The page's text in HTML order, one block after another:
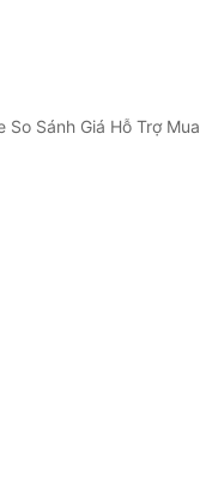
So Sánh Giá Hỗ Trợ Mua